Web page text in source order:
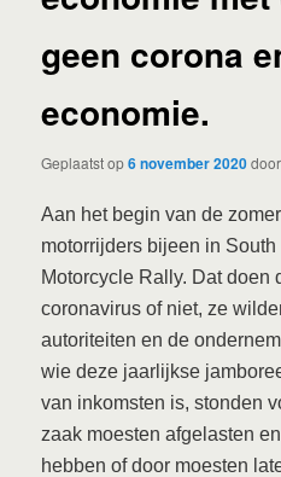
geen corona
economie.
Geplaatst op6 november 2020
Aan het begin van de
motorrijders bijeen in
Motorcycle Rally. Dat doen
coronavirus of niet, ze
autoriteiten en de
wie deze jaarlijkse
van inkomsten is, stonden
zaak moesten afgelasten
hebben of door moesten